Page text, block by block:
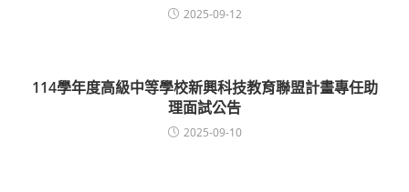
2025-09-12
114學年度高級中等學校新興科技教育聯盟計畫專任助
理面試公告
2025-09-10